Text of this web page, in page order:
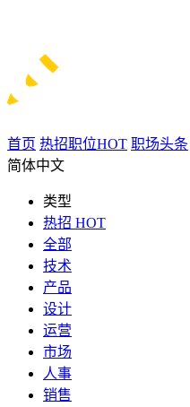
首页 热招职位HOT 职场头条
简体中文
类型
热招 HOT
全部
技术
产品
设计
运营
市场
人事
销售